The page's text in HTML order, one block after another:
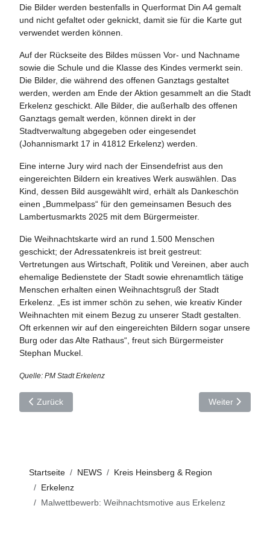
Die Bilder werden bestenfalls in Querformat Din A4 gemalt
und nicht gefaltet oder geknickt, damit sie für die Karte gut
verwendet werden können.
Auf der Rückseite des Bildes müssen Vor- und Nachname
sowie die Schule und die Klasse des Kindes vermerkt sein.
Die Bilder, die während des offenen Ganztags gestaltet
werden, werden am Ende der Aktion gesammelt an die Stadt
Erkelenz geschickt. Alle Bilder, die außerhalb des offenen
Ganztags gemalt werden, können direkt in der
Stadtverwaltung abgegeben oder eingesendet
(Johannismarkt 17 in 41812 Erkelenz) werden.
Eine interne Jury wird nach der Einsendefrist aus den
eingereichten Bildern ein kreatives Werk auswählen. Das
Kind, dessen Bild ausgewählt wird, erhält als Dankeschön
einen „Bummelpass“ für den gemeinsamen Besuch des
Lambertusmarkts 2025 mit dem Bürgermeister.
Die Weihnachtskarte wird an rund 1.500 Menschen
geschickt; der Adressatenkreis ist breit gestreut:
Vertretungen aus Wirtschaft, Politik und Vereinen, aber auch
ehemalige Bedienstete der Stadt sowie ehrenamtlich tätige
Menschen erhalten einen Weihnachtsgruß der Stadt
Erkelenz. „Es ist immer schön zu sehen, wie kreativ Kinder
Weihnachten mit einem Bezug zu unserer Stadt gestalten.
Oft erkennen wir auf den eingereichten Bildern sogar unsere
Burg oder das Alte Rathaus“, freut sich Bürgermeister
Stephan Muckel.
Quelle: PM Stadt Erkelenz
Vorheriger Beitrag: Erkelenz: Herbstferienprogramm mit tollen
Zurück Nächster
Weiter
Startseite NEWS
Kreis Heinsberg & Region
Erkelenz
Malwettbewerb: Weihnachtsmotive aus Erkelenz